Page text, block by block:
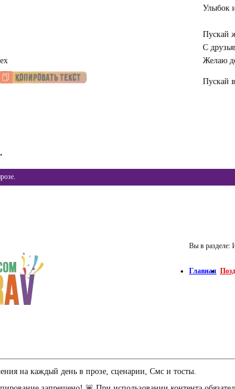
Улыбок
Пускай
С
Желаю
Пускай
Вы в разделе:
Главная
на каждый день в прозе, сценарии, Смс и тосты.